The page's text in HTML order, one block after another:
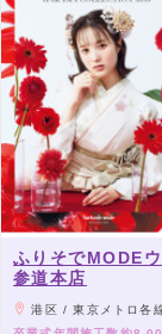
ふりそでMODE
参道本店
港区 / 東京メトロ各